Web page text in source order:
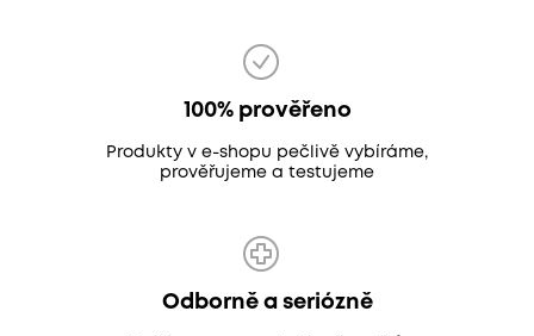
100% prověřeno
Produkty v e-shopu pečlivě vybíráme,
prověřujeme a testujeme
Odborně a seriózně